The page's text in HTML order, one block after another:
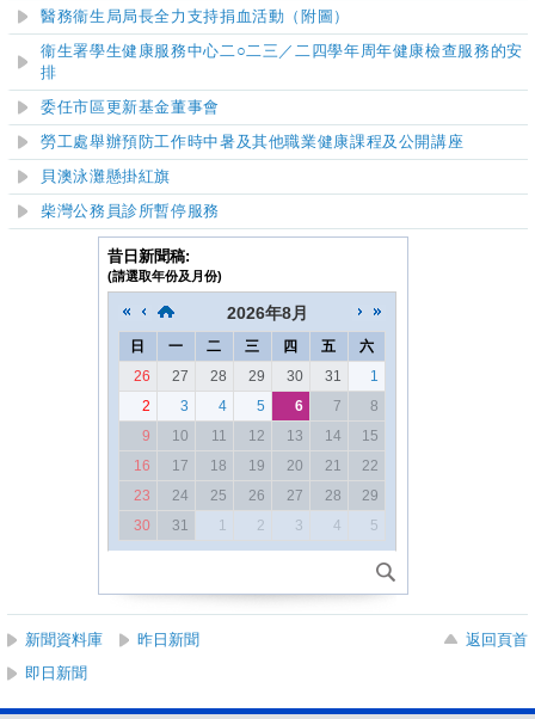
醫務衞生局局長全力支持捐血活動 （附圖）
衞生署學生健康服務中心二○二三／二四學年周年健康檢查服務的安
排
委任市區更新基金董事會
勞工處舉辦預防工作時中暑及其他職業健康課程及公開講座
貝澳泳灘懸掛紅旗
柴灣公務員診所暫停服務
昔日新聞稿:
(請選取年份及月份)
2026年8月
日 一 二 三 四 五
六
26
27 28 29 30 31
1
2
3 4 5 6 7
8
9
10 11 12 13 14
15
16
17 18 19 20 21
22
23
24 25 26 27 28
29
30
31 1 2 3 4 5
新聞資料庫 昨日新聞
返回頁首
即日新聞